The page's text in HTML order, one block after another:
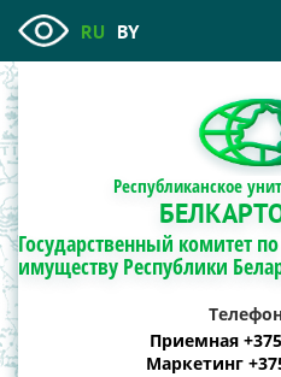
RU BY
Республиканское
Государственный комитет по
имуществу Республики
Приемная
Маркетинг